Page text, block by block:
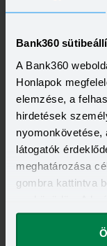
Bank360
A Bank360
Honlapok
elemzése, a
hirdetések
látogatók
meghatározása
gombra kattintva